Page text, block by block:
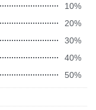
10%
20%
30%
40%
50%